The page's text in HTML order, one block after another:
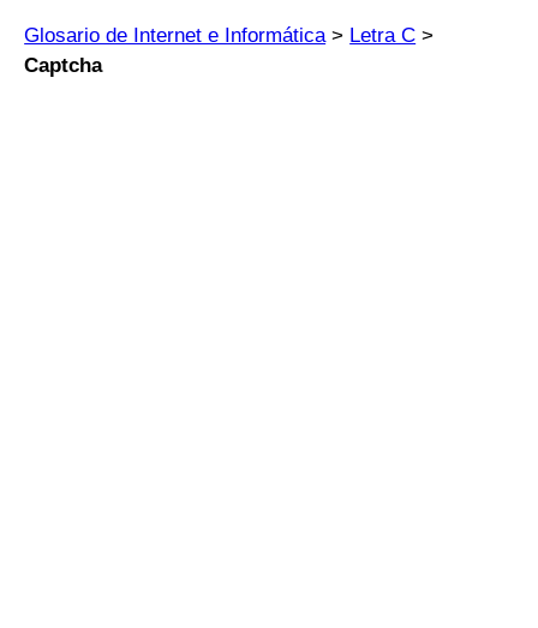
Glosario de Internet e Informática> Letra C >
Captcha